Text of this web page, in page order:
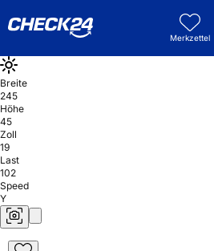
Merkzettel
Breite
245
Höhe
45
Zoll
19
Last
102
Speed
Y